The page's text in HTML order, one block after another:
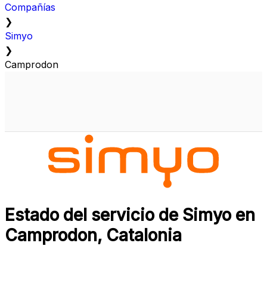
Compañías
❯
Simyo
❯
Camprodon
Estado del servicio de Simyo en
Camprodon, Catalonia